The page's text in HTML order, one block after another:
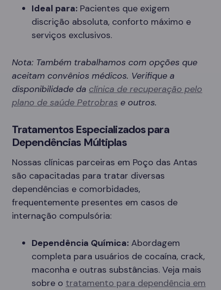
Ideal para: Pacientes que exigem
discrição absoluta, conforto máximo e
serviços exclusivos.
Nota: Também trabalhamos com opções que
aceitam convênios médicos. Verifique a
disponibilidade da clínica de recuperação pelo
plano de saúde Petrobras e outros.
Tratamentos Especializados para
Dependências Múltiplas
Nossas clínicas parceiras em Poço das Antas
são capacitadas para tratar diversas
dependências e comorbidades,
frequentemente presentes em casos de
internação compulsória:
Dependência Química: Abordagem
completa para usuários de cocaína, crack,
maconha e outras substâncias. Veja mais
sobre o tratamento para dependência em